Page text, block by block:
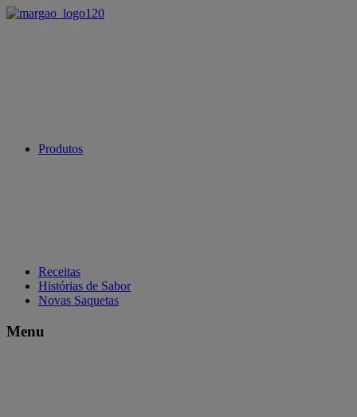
Produtos
Receitas
Histórias de Sabor
Novas Saquetas
Menu